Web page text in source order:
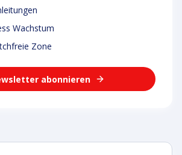
Wachstum
Zone
abonnieren